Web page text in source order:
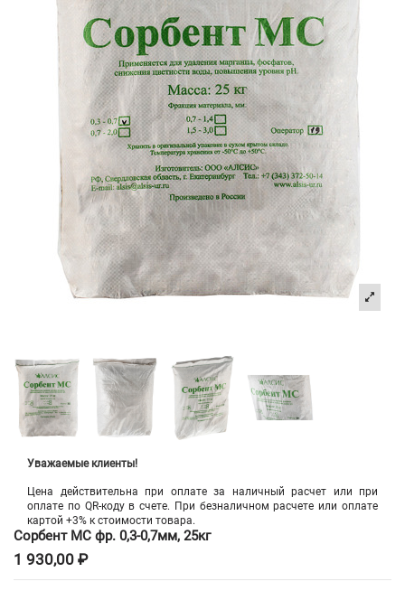
Уважаемые клиенты!
Цена действительна при оплате за наличный расчет или при
оплате по QR-коду в счете. При безналичном расчете или оплате
картой +3% к стоимости товара.
Сорбент МС фр. 0,3-0,7мм, 25кг
1 930,00 ₽